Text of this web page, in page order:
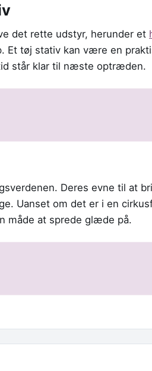
det rette udstyr, herunder et
Et tøj stativ kan være en
står klar til næste optræden.
Deres evne til at
Uanset om det er i en
måde at sprede glæde på.